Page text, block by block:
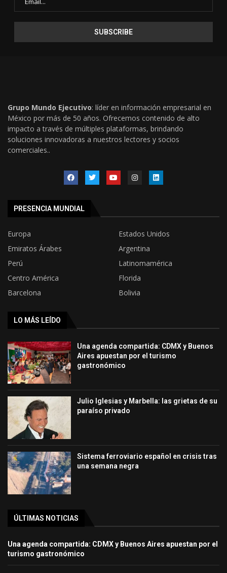
Grupo Mundo Ejecutivo: líder en información empresarial en
México por más de 50 años. Ofrecemos contenido de alto
impacto a través de múltiples plataformas, brindando
soluciones innovadoras a nuestros lectores y socios
comerciales..
PRESENCIA MUNDIAL
Europa
Estados Unidos
Emiratos Árabes
Argentina
Perú
Latinomamérica
Centro América
Florida
Barcelona
Bolivia
LO MÁS LEÍDO
Una agenda compartida: CDMX y Buenos
Aires apuestan por el turismo
gastronómico
Julio Iglesias y Marbella: las grietas de su
paraíso privado
Sistema ferroviario español en crisis tras
una semana negra
ÚLTIMAS NOTICIAS
Una agenda compartida: CDMX y Buenos Aires apuestan por el
turismo gastronómico